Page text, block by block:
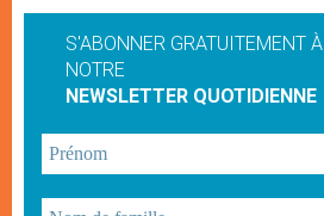
S'ABONNER GRATUITEMENT À
NOTRE
NEWSLETTER QUOTIDIENNE